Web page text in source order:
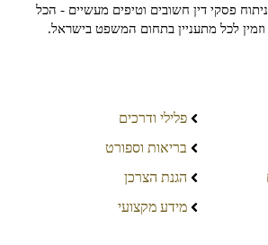
פסקי דין חשובים וטיפים מעשיים - הכל
לכל מתעניין בתחום המשפט בישראל.
פלילי ודרכים
בריאות וספורט
הגנת הצרכן
מידע מקצועי